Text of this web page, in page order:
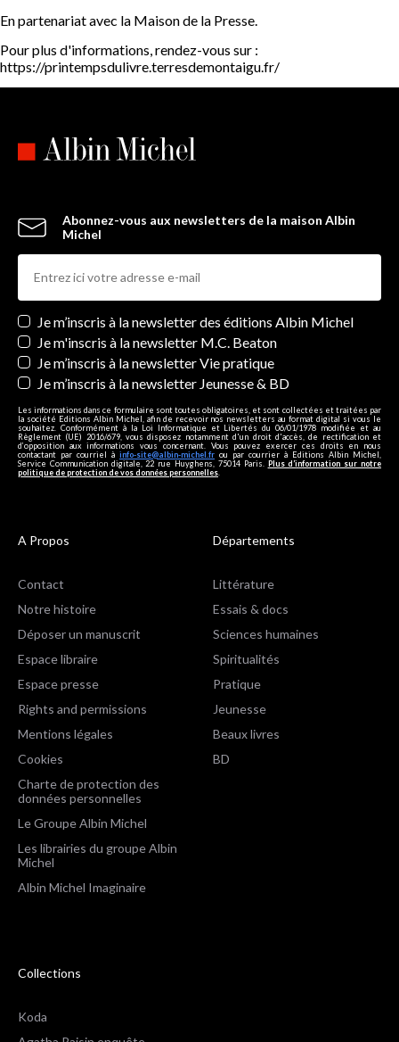
En partenariat avec la Maison de la Presse.
Pour plus d'informations, rendez-vous sur :
https://printempsdulivre.terresdemontaigu.fr/
Abonnez-vous aux newsletters de la maison Albin
Michel
Newsletters
Je m’inscris à la newsletter des éditions Albin Michel
Je m'inscris à la newsletter M.C. Beaton
Je m’inscris à la newsletter Vie pratique
Je m’inscris à la newsletter Jeunesse & BD
Les informations dans ce formulaire sont toutes obligatoires, et sont collectées et traitées par
la société Editions Albin Michel, afin de recevoir nos newsletters au format digital si vous le
souhaitez. Conformément à la Loi Informatique et Libertés du 06/01/1978 modifiée et au
Règlement (UE) 2016/679, vous disposez notamment d'un droit d'accès, de rectification et
d’opposition aux informations vous concernant. Vous pouvez exercer ces droits en nous
contactant par courriel à info-site@albin-michel.fr ou par courrier à Editions Albin Michel,
Service Communication digitale, 22 rue Huyghens, 75014 Paris. Plus d’information sur notre
politique de protection de vos données personnelles
A Propos
Contact
Notre histoire
Déposer un manuscrit
Espace libraire
Espace presse
Rights and permissions
Mentions légales
Cookies
Charte de protection des
données personnelles
Le Groupe Albin Michel
Les librairies du groupe Albin
Michel
Albin Michel Imaginaire
Départements
Littérature
Essais & docs
Sciences humaines
Spiritualités
Pratique
Jeunesse
Beaux livres
BD
Collections
Koda